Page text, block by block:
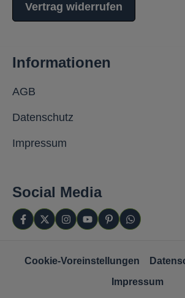
Vertrag widerrufen
Informationen
AGB
Datenschutz
Impressum
Social Media
Cookie-Voreinstellungen
Impressum